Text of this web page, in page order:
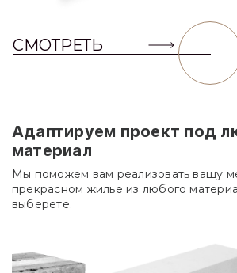
СМОТРЕТЬ
Адаптируем проект под
материал
Мы поможем вам реализовать вашу
прекрасном жилье из любого
выберете.